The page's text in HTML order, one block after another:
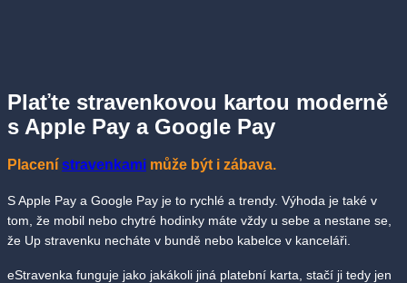
Plaťte stravenkovou kartou moderně
s Apple Pay a Google Pay
Placení stravenkami může být i zábava.
S Apple Pay a Google Pay je to rychlé a trendy. Výhoda je také v
tom, že mobil nebo chytré hodinky máte vždy u sebe a nestane se,
že Up stravenku necháte v bundě nebo kabelce v kanceláři.
eStravenka funguje jako jakákoli jiná platební karta, stačí ji tedy jen